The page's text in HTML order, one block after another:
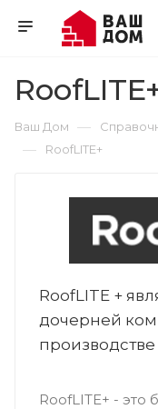
Ваш Дом —
— RoofLITE+
RoofLITE +
дочерней
RoofLITE+ -